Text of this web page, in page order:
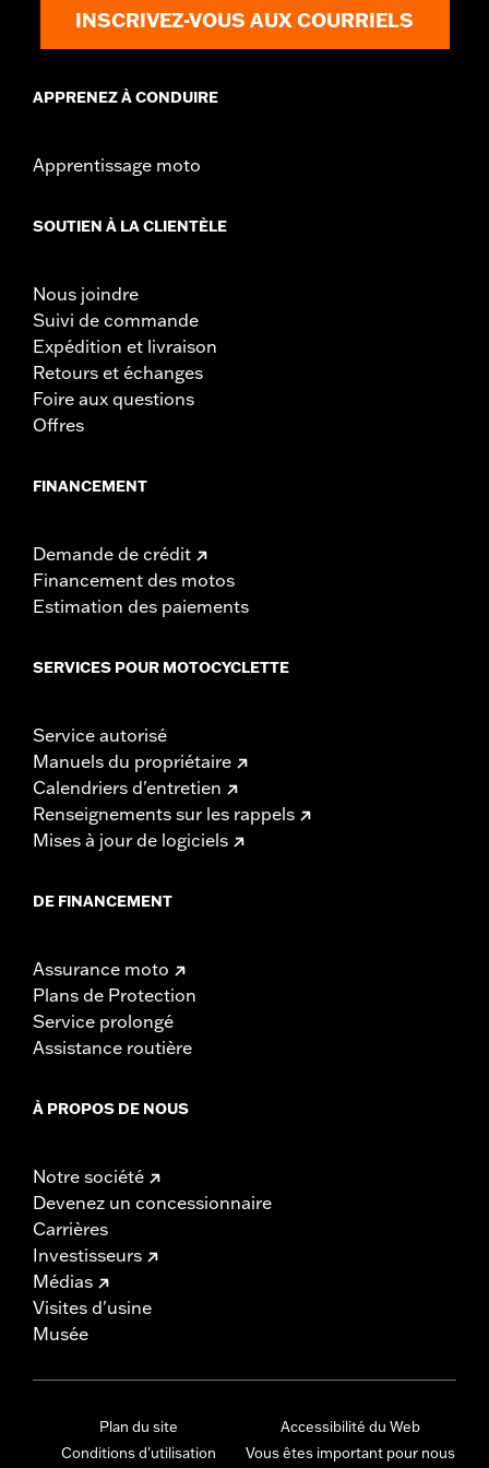
couleur rouge d’origine en appliquant les produits K&N
Air Filter Care.
INSCRIVEZ-VOUS AUX COURRIELS
APPRENEZ À CONDUIRE
Apprentissage moto
SOUTIEN À LA CLIENTÈLE
Nous joindre
Suivi de commande
Expédition et livraison
Retours et échanges
Foire aux questions
Offres
FINANCEMENT
Demande de crédit
Financement des motos
Estimation des paiements
SERVICES POUR MOTOCYCLETTE
Service autorisé
Manuels du propriétaire
Calendriers d'entretien
Renseignements sur les rappels
Mises à jour de logiciels
DE FINANCEMENT
Assurance moto
Plans de Protection
Service prolongé
Assistance routière
À PROPOS DE NOUS
Notre société
Devenez un concessionnaire
Carrières
Investisseurs
Médias
Visites d'usine
Musée
Plan du site
Conditions d'utilisation
Accessibilité du Web
Vous êtes important pour nous